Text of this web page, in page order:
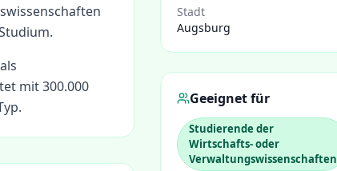
mit 300.000
Stadt
Augsburg
Geeignet für
Studierende der
Wirtschafts- oder
Verwaltungswissenschaften